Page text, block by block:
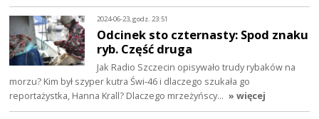
2024-06-23, godz. 23:51
Odcinek sto czternasty: Spod znaku
ryb. Część druga
Jak Radio Szczecin opisywało trudy rybaków na
morzu? Kim był szyper kutra Świ-46 i dlaczego szukała go
reportażystka, Hanna Krall? Dlaczego mrzeżyńscy… » więcej